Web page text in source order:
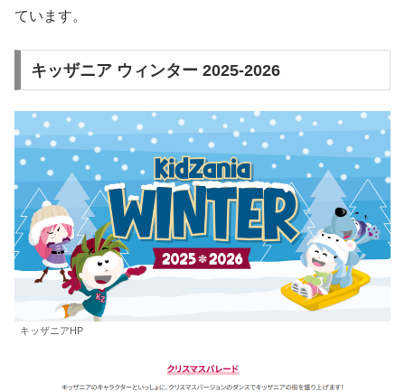
ています。
キッザニア ウィンター 2025-2026
キッザニアHP